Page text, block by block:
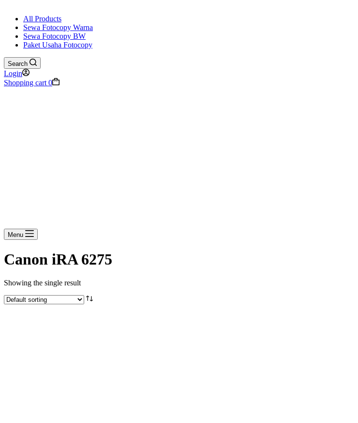
All Products
Sewa Fotocopy Warna
Sewa Fotocopy BW
Paket Usaha Fotocopy
Search
Login
Shopping cart 0
Menu
Canon iRA 6275
Showing the single result